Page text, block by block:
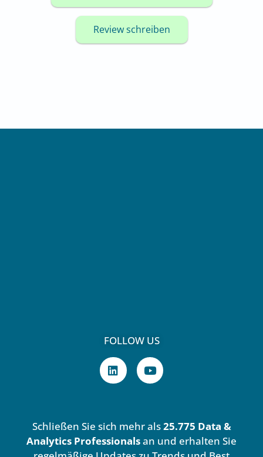
Review schreiben
FOLLOW US
L
i
n
i
n
Y
o
u
e
Schließen Sie sich mehr als25.775 Data &
Analytics Professionalsan und erhalten Sie